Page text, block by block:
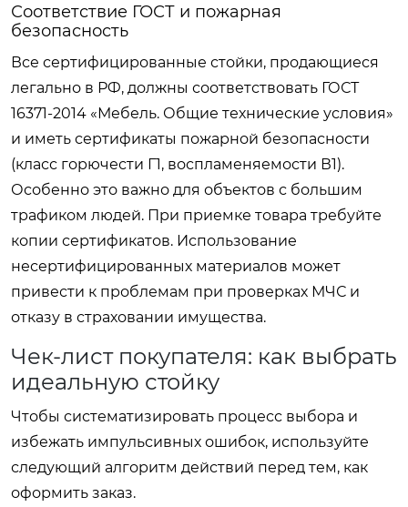
Соответствие ГОСТ и пожарная
безопасность
Все сертифицированные стойки, продающиеся
легально в РФ, должны соответствовать ГОСТ
16371-2014 «Мебель. Общие технические условия»
и иметь сертификаты пожарной безопасности
(класс горючести Г1, воспламеняемости В1).
Особенно это важно для объектов с большим
трафиком людей. При приемке товара требуйте
копии сертификатов. Использование
несертифицированных материалов может
привести к проблемам при проверках МЧС и
отказу в страховании имущества.
Чек-лист покупателя: как выбрать
идеальную стойку
Чтобы систематизировать процесс выбора и
избежать импульсивных ошибок, используйте
следующий алгоритм действий перед тем, как
оформить заказ.